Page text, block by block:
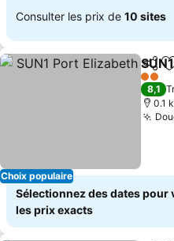
Consulter les prix de 10 sites
Choix populaire
2
8,1
0.1
Sélectionnez des dates pour
les prix exacts